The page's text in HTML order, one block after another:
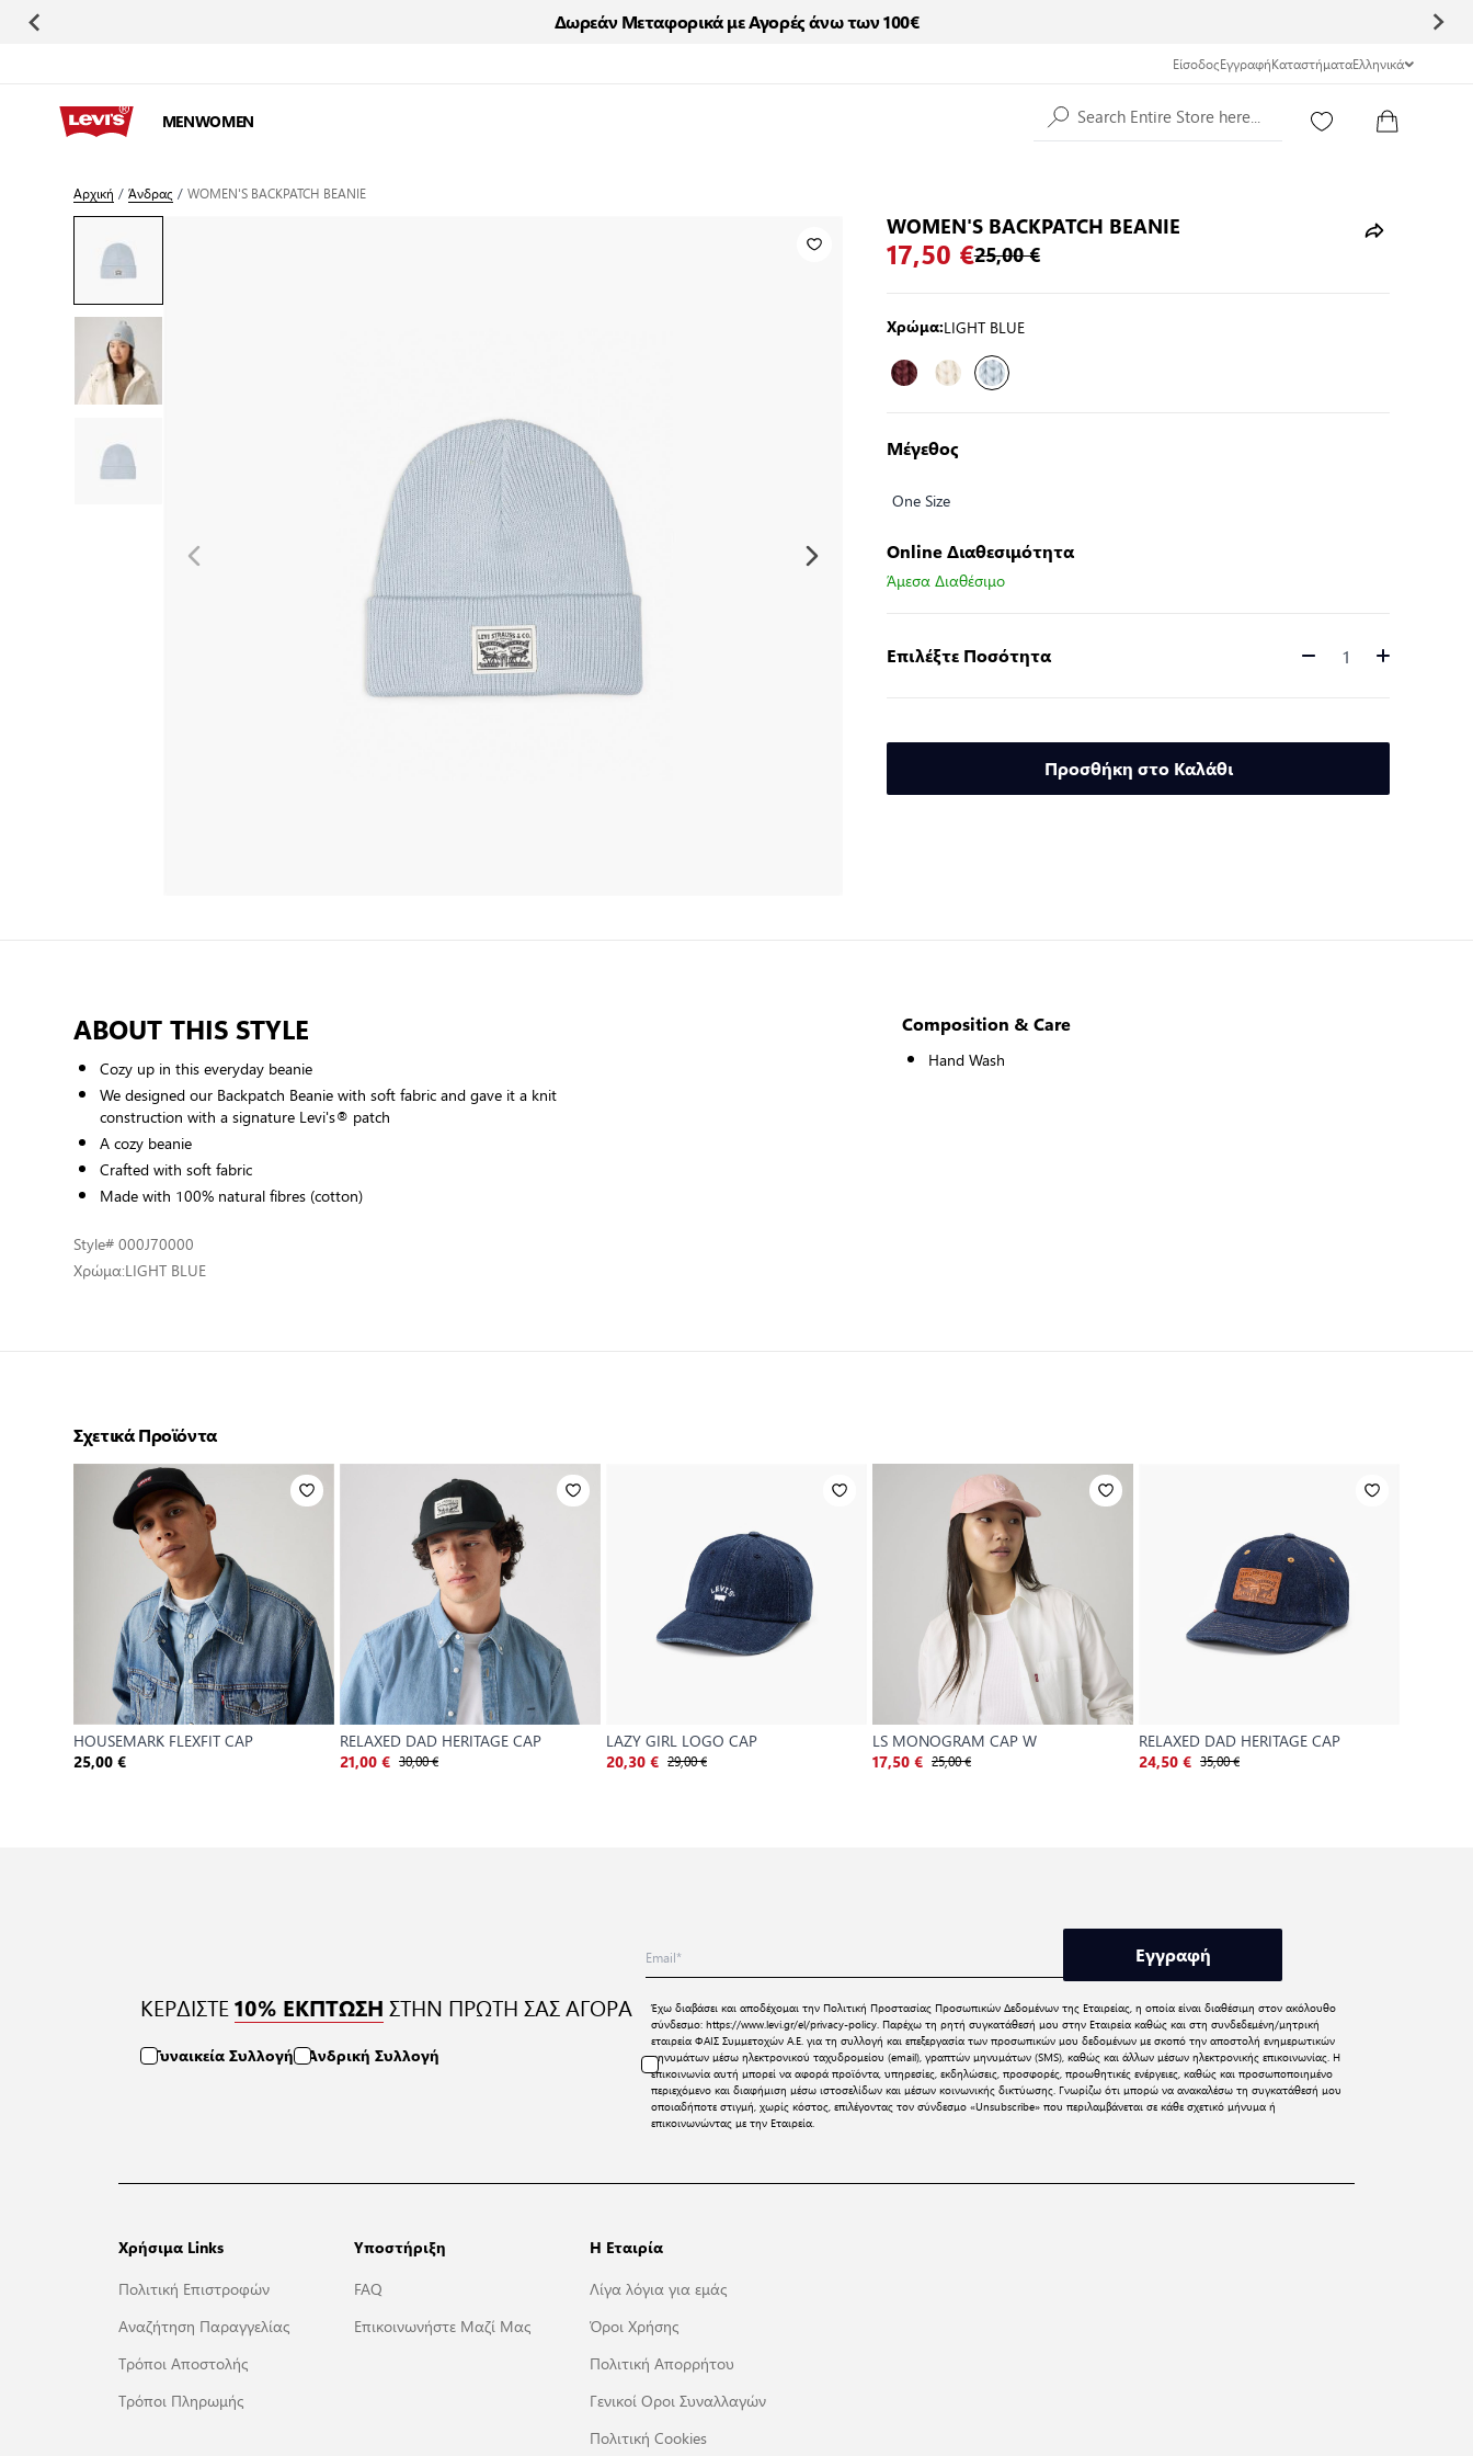
Δωρεάν Μεταφορικά με Αγορές άνω των 100€
ΕίσοδοςΕγγραφήΚαταστήματαΕλληνικά
MENWOMEN Search Entire Store here...
Αρχική /Άνδρας /WOMEN'S BACKPATCH BEANIE
WOMEN'S BACKPATCH BEANIE
17,50 €25,00 €
Χρώμα:LIGHT BLUE
Μέγεθος
One Size
Online Διαθεσιμότητα
Άμεσα Διαθέσιμο
Επιλέξτε Ποσότητα Ποσότητα
Προσθήκη στο Καλάθι
ABOUT THIS STYLE
Cozy up in this everyday beanie
We designed our Backpatch Beanie with soft fabric and gave it a knit
construction with a signature Levi's® patch
A cozy beanie
Crafted with soft fabric
Made with 100% natural fibres (cotton)
Style# 000J70000
Χρώμα:LIGHT BLUE
Composition & Care
Hand Wash
Σχετικά Προϊόντα
HOUSEMARK FLEXFIT CAP
25,00 €
RELAXED DAD HERITAGE CAP
21,00 € 30,00 €
LAZY GIRL LOGO CAP
20,30 € 29,00 €
LS MONOGRAM CAP W
17,50 € 25,00 €
RELAXED DAD HERITAGE CAP
24,50 € 35,00 €
ΚΕΡΔΙΣΤΕ 10% ΕΚΠΤΩΣΗ ΣΤΗΝ ΠΡΩΤΗ ΣΑΣ ΑΓΟΡΑ
Γυναικεία Συλλογή Ανδρική Συλλογή
Εγγραφή
Έχω διαβάσει και αποδέχομαι την Πολιτική Προστασίας Προσωπικών Δεδομένωντης Εταιρείας, η οποία είναι διαθέσιμη στον ακόλουθο
σύνδεσμο:https://www.levi.gr/el/privacy-policy. Παρέχω τη ρητή συγκατάθεσή μου στην Εταιρεία καθώς και στη συνδεδεμένη/μητρική
εταιρεία ΦΑΙΣ Συμμετοχών Α.Ε. για τη συλλογή και επεξεργασία των προσωπικών μου δεδομένων με σκοπό την αποστολή ενημερωτικών
μηνυμάτων μέσω ηλεκτρονικού ταχυδρομείου (email), γραπτών μηνυμάτων (SMS), καθώς και άλλων μέσων ηλεκτρονικής επικοινωνίας. Η
επικοινωνία αυτή μπορεί να αφορά προϊόντα, υπηρεσίες, εκδηλώσεις, προσφορές, προωθητικές ενέργειες, καθώς και προσωποποιημένο
περιεχόμενο και διαφήμιση μέσω ιστοσελίδων και μέσων κοινωνικής δικτύωσης. Γνωρίζω ότι μπορώ να ανακαλέσω τη συγκατάθεσή μου
οποιαδήποτε στιγμή, χωρίς κόστος, επιλέγοντας τον σύνδεσμο «Unsubscribe» που περιλαμβάνεται σε κάθε σχετικό μήνυμα ή
επικοινωνώντας με την Εταιρεία.
Χρήσιμα Links
Πολιτική Επιστροφών
Αναζήτηση Παραγγελίας
Τρόποι Αποστολής
Τρόποι Πληρωμής
Υποστήριξη
FAQ
Επικοινωνήστε Μαζί Μας
Η Εταιρία
Λίγα λόγια για εμάς
Όροι Χρήσης
Πολιτική Απορρήτου
Γενικοί Οροι Συναλλαγών
Πολιτική Cookies